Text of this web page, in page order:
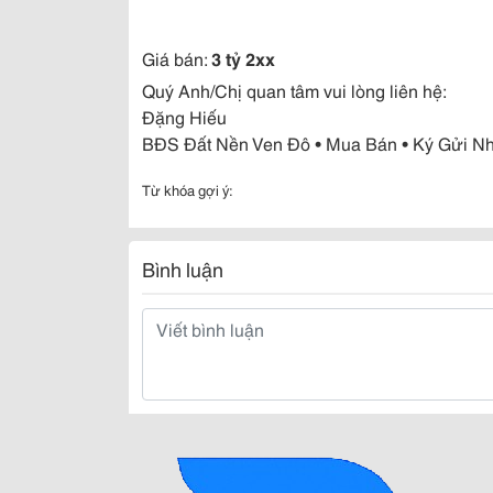
Giá bán:3 tỷ 2xx
Quý Anh/Chị quan tâm vui lòng liên hệ:
Đặng Hiếu
BĐS Đất Nền Ven Đô • Mua Bán • Ký Gửi
Từ khóa gợi ý:
Bình luận